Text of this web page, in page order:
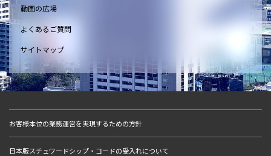
動画の広場
よくあるご質問
サイトマップ
お客様本位の業務運営を実現するための方針
日本版スチュワードシップ・コードの受入れについて